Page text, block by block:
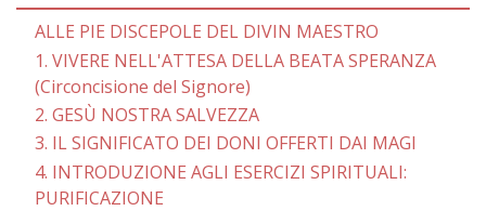
ALLE PIE DISCEPOLE DEL DIVIN MAESTRO
1. VIVERE NELL'ATTESA DELLA BEATA SPERANZA
(Circoncisione del Signore)
2. GESÙ NOSTRA SALVEZZA
3. IL SIGNIFICATO DEI DONI OFFERTI DAI MAGI
4. INTRODUZIONE AGLI ESERCIZI SPIRITUALI:
PURIFICAZIONE